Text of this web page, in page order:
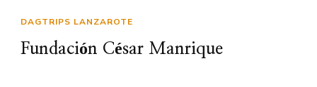
DAGTRIPS LANZAROTE
Fundación César Manrique